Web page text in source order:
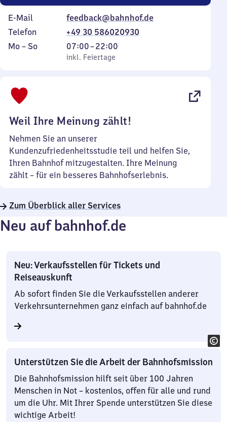
E-Mail
feedback@bahnhof.de
Telefon
+49 30 586020930
Montag
Mo – So,
inkl. Feiertage
07:00–22:00
Von
7
inkl. Feiertage
Weil Ihre Meinung zählt!
Nehmen Sie an unserer
Kundenzufriedenheitsstudie teil und helfen Sie,
Ihren Bahnhof mitzugestalten. Ihre Meinung
zählt – für ein besseres Bahnhofserlebnis.
Zum Überblick aller Services
Neu auf bahnhof.de
Neu: Verkaufsstellen für Tickets und
Reiseauskunft
Ab sofort finden Sie die Verkaufsstellen anderer
Verkehrsunternehmen ganz einfach auf bahnhof.de
Unterstützen Sie die Arbeit der Bahnhofsmission
Die Bahnhofsmission hilft seit über 100 Jahren
Menschen in Not – kostenlos, offen für alle und rund
um die Uhr. Mit Ihrer Spende unterstützen Sie diese
wichtige Arbeit!